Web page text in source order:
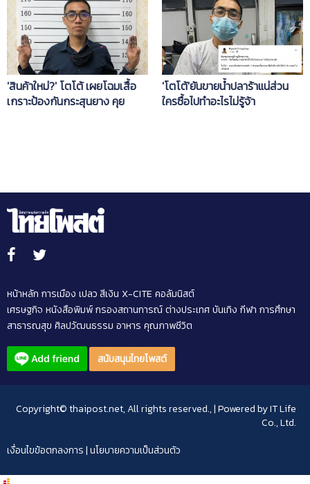
'สินค้าใหม่?' โตโต้ เผยโฉมเสื้อ
เกราะป้องกันกระสุนยาง คุย
'โตโต้'ยันขายน้ำปลาร้าแน่ส่วน
ใครซื้อไปทำอะไรไม่รู้จ้า
หน้าหลัก การเมือง เปลว สีเงิน X-CITE คอลัมนิสต์
เศรษฐกิจ หนังสือพิมพ์กรองสถานการณ์ต่างประเทศบันเทิง กีฬา การศึกษา
สาธารณสุข ศิลปวัฒนธรรม อาหาร คุณภาพชีวิต
สนับสนุนไทยโพสต์
Copyright© thaipost.net, All rights reserved., | Powered byIT Life
Co., Ltd.
เงื่อนไขข้อตกลงการ|นโยบายความเป็นส่วนตัว